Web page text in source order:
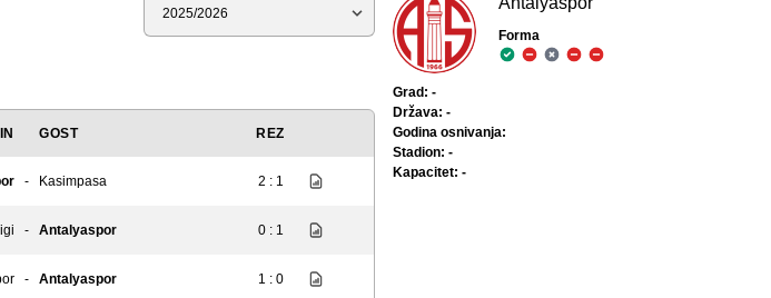
GOST REZ
- Kasimpasa 2 : 1
- Antalyaspor 0 : 1
- Antalyaspor 1 : 0
Forma
Grad: -
Država: -
Godina osnivanja:
Stadion: -
Kapacitet: -